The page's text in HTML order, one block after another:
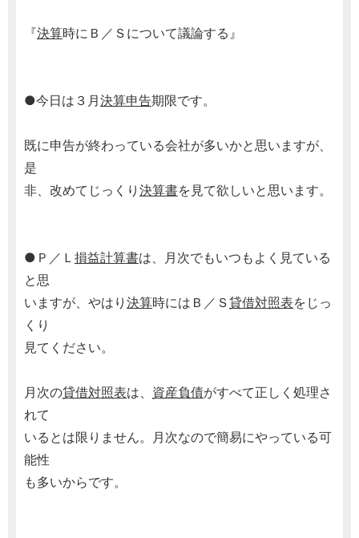
『決算時にＢ／Ｓについて議論する』
●今日は３月決算申告期限です。
既に申告が終わっている会社が多いかと思いますが、
是
非、改めてじっくり 決算書を見て欲しいと思います。
●Ｐ／Ｌ 損益計算書は、月次でもいつもよく見ている
と思
いますが、やはり 決算時にはＢ／Ｓ貸借対照表をじっ
くり
見てください。
月次の貸借対照表は、 資産負債がすべて正しく処理さ
れて
いるとは限りません。月次なので簡易にやっている可
能性
も多いからです。